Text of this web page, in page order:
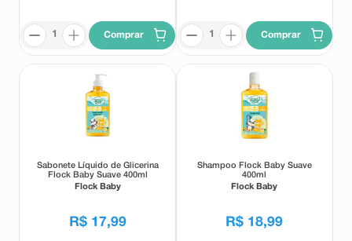
Comprar Comprar
Sabonete Líquido de Glicerina
Flock Baby Suave 400ml
Flock Baby
R$ 17,99
Shampoo Flock Baby Suave
400ml
Flock Baby
R$ 18,99